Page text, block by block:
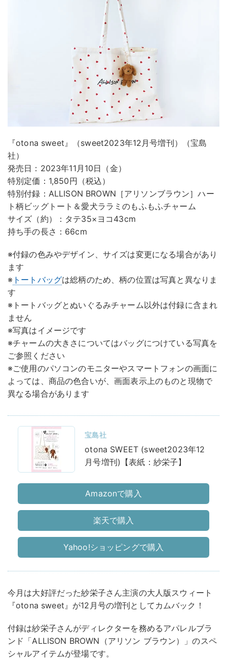
『otona sweet』（sweet2023年12月号増刊）（宝島
社）
発売日：2023年11月10日（金）
特別定価：1,850円（税込）
特別付録：ALLISON BROWN［アリソンブラウン］ハー
ト柄ビッグトート＆愛犬ララミのもふもふチャーム
サイズ（約）：タテ35×ヨコ43cm
持ち手の長さ：66cm
※付録の色みやデザイン、サイズは変更になる場合があり
ます
※ トートバッグは総柄のため、柄の位置は写真と異なりま
す
※トートバッグとぬいぐるみチャーム以外は付録に含まれ
ません
※写真はイメージです
※チャームの大きさについてはバッグにつけている写真を
ご参照ください
※ご使用のパソコンのモニターやスマートフォンの画面に
よっては、商品の色合いが、画面表示上のものと現物で
異なる場合があります
宝島社
otona SWEET (sweet2023年12
月号増刊)【表紙：紗栄子】
Amazonで購入
楽天で購入
Yahoo!ショッピングで購入
今月は大好評だった紗栄子さん主演の大人版スウィート
『otona sweet』が12月号の増刊としてカムバック！
付録は紗栄子さんがディレクターを務めるアパレルブラ
ンド「ALLISON BROWN（アリソン ブラウン）」のスペ
シャルアイテムが登場です。